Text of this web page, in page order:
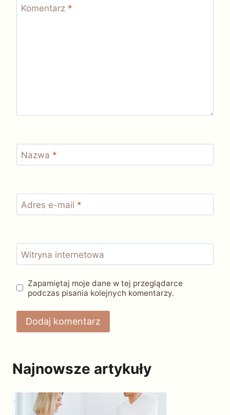
Komentarz *
Nazwa *
Adres e-mail *
Witryna internetowa
Zapamiętaj moje dane w tej przeglądarce
podczas pisania kolejnych komentarzy.
Najnowsze artykuły